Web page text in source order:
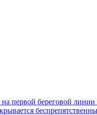
первой береговой